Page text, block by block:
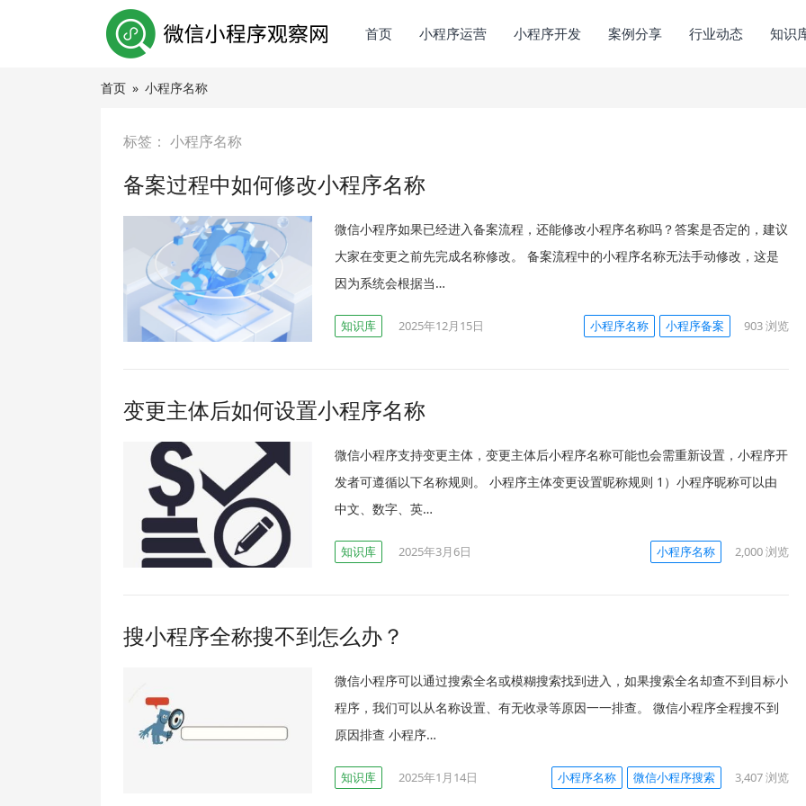
首页 小程序运营 小程序开发 案例分享 行业动态 知识
首页 » 小程序名称
标签： 小程序名称
备案过程中如何修改小程序名称
微信小程序如果已经进入备案流程，还能修改小程序名称吗？答案是否定的，建议
大家在变更之前先完成名称修改。 备案流程中的小程序名称无法手动修改，这是
因为系统会根据当…
知识库 2025年12月15日 小程序名称 小程序备案 903浏览
变更主体后如何设置小程序名称
微信小程序支持变更主体，变更主体后小程序名称可能也会需重新设置，小程序开
发者可遵循以下名称规则。 小程序主体变更设置昵称规则 1）小程序昵称可以由
中文、数字、英…
知识库 2025年3月6日 小程序名称 2,000浏览
搜小程序全称搜不到怎么办？
微信小程序可以通过搜索全名或模糊搜索找到进入，如果搜索全名却查不到目标小
程序，我们可以从名称设置、有无收录等原因一一排查。 微信小程序全程搜不到
原因排查 小程序…
知识库 2025年1月14日 小程序名称 微信小程序搜索 3,407浏览